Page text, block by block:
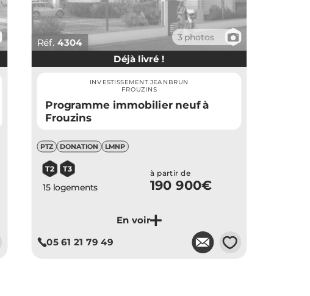
Réf. 4304 3 photos 📷
Je découvre ce programme
Déjà livré !
INVESTISSEMENT JEANBRUN
FROUZINS
Programme immobilier neuf à
Frouzins
PTZ DONATION LMNP
T2 T3
15 logements
à partir de
190 900€
05 61 21 79 49 💗